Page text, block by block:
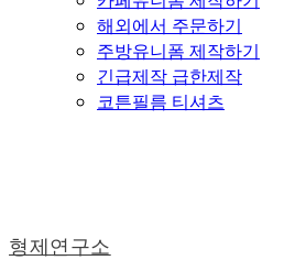
해외에서 주문하기
주방유니폼 제작하기
긴급제작 급한제작
코튼필름 티셔츠
형제연구소